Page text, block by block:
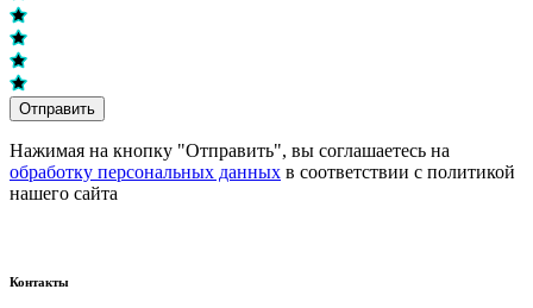
Отправить
Нажимая на кнопку "Отправить", вы соглашаетесь на
обработку персональных данных в соответствии с политикой
нашего сайта
Контакты